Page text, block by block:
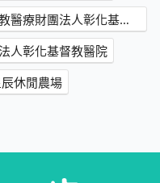
台中市和平區松茂林道→彰化基督教醫療財團法人彰化基督教醫院
人彰化基督教醫院
休閒農場